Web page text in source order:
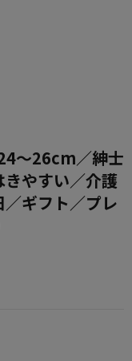
～26cm／紳士
やすい／介護
ギフト／プレ